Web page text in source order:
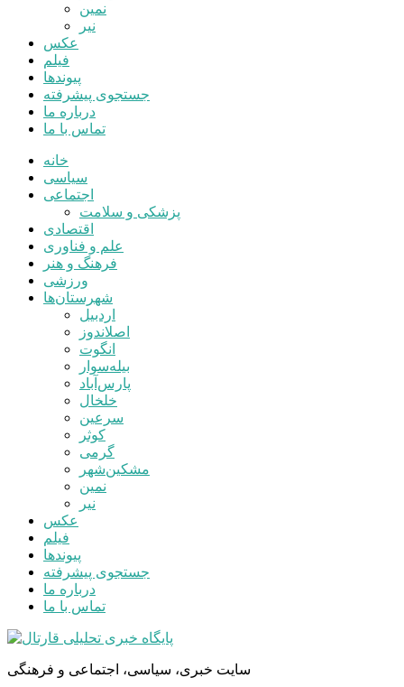
نمین
نیر
عکس
فیلم
پیوندها
جستجوی پیشرفته
درباره ما
تماس با ما
خانه
سیاسی
اجتماعی
پزشکی و سلامت
اقتصادی
علم و فناوری
فرهنگ و هنر
ورزشی
شهرستان‌ها
اردبیل
اصلاندوز
انگوت
بیله‌سوار
پارس‌آباد
خلخال
سرعین
کوثر
گرمی
مشکین‌شهر
نمین
نیر
عکس
فیلم
پیوندها
جستجوی پیشرفته
درباره ما
تماس با ما
سایت خبری، سیاسی، اجتماعی و فرهنگی